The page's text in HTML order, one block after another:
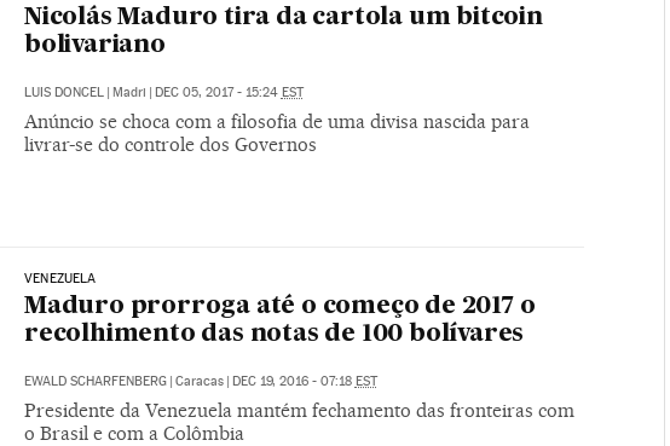
Nicolás Maduro tira da cartola um bitcoin
bolivariano
LUIS DONCEL Madri DEC 05, 2017 - 15:24 EST
Anúncio se choca com a filosofia de uma divisa nascida para
livrar-se do controle dos Governos
VENEZUELA
Maduro prorroga até o começo de 2017 o
recolhimento das notas de 100 bolívares
EWALD SCHARFENBERG | Caracas | DEC 19, 2016 - 07:18 EST
Presidente da Venezuela mantém fechamento das fronteiras com
o Brasil e com a Colômbia